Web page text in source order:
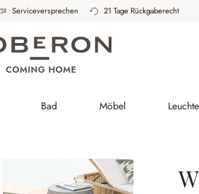
Serviceversprechen 21 Tage Rückgaberecht
Bad Möbel